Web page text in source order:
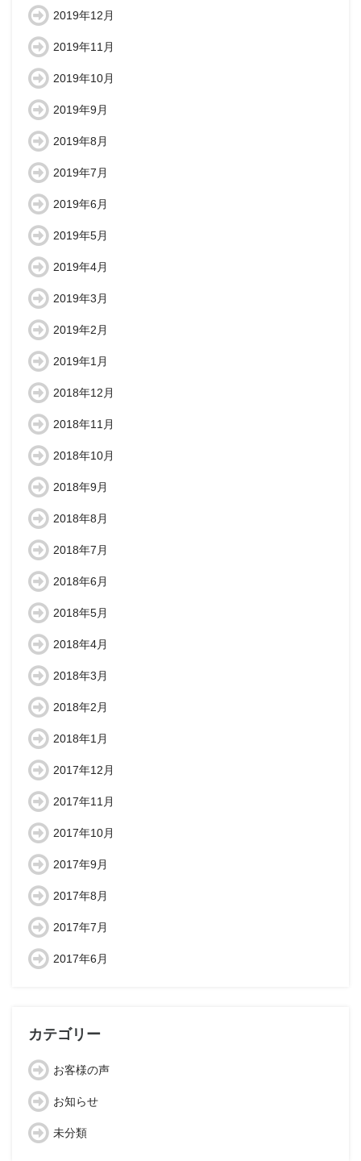
2019年12月
2019年11月
2019年10月
2019年9月
2019年8月
2019年7月
2019年6月
2019年5月
2019年4月
2019年3月
2019年2月
2019年1月
2018年12月
2018年11月
2018年10月
2018年9月
2018年8月
2018年7月
2018年6月
2018年5月
2018年4月
2018年3月
2018年2月
2018年1月
2017年12月
2017年11月
2017年10月
2017年9月
2017年8月
2017年7月
2017年6月
カテゴリー
お客様の声
お知らせ
未分類